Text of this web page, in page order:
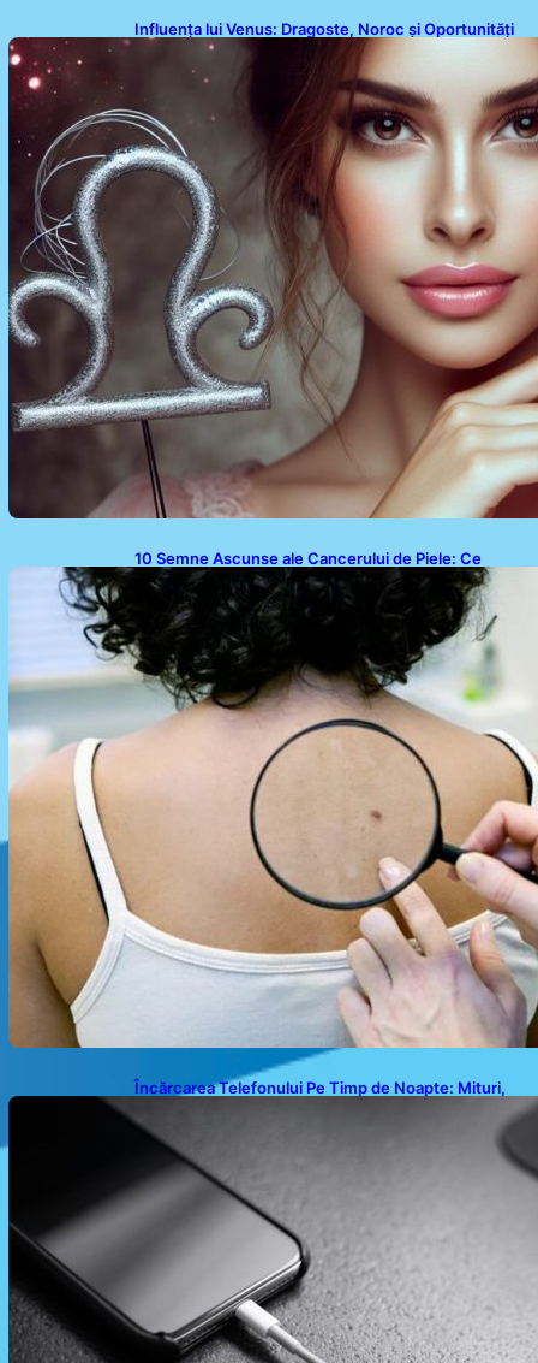
Influența lui Venus: Dragoste, Noroc și Oportunități
pentru Tauri și Balanțe în Weekendul 8-9 August
10 Semne Ascunse ale Cancerului de Piele: Ce
Trebuie să Știm pentru a Ne Proteja
Încărcarea Telefonului Pe Timp de Noapte: Mituri,